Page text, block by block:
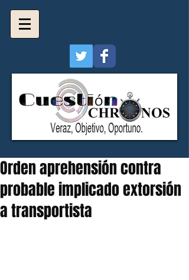
Orden aprehensión contra
probable implicado extorsión
a transportista